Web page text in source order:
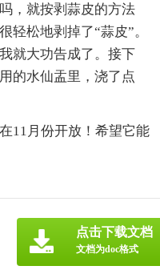
，就按剥蒜皮的方法
轻松地剥掉了“蒜皮”。
就大功告成了。接下
的水仙盂里，浇了点
11月份开放！希望它能
点击下载文档
文档为doc格式